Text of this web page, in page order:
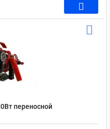
переносной